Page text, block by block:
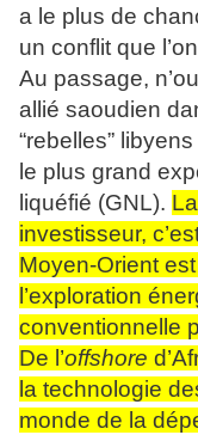
a le plus de
un conflit que
Au passage,
allié saoudien
“rebelles”
le plus grand
liquéfié (GNL).
investisseur,
Moyen-Orient
l’exploration
conventionnelle
De l’offshore
la technologie
monde de la